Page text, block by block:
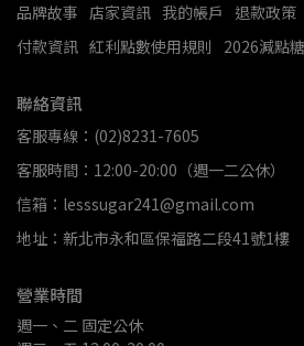
品牌故事 店家資訊 我的帳戶 退款政策
付款資訊 紅利點數使用規則 2026減點
聯絡資訊
客服專線：(02)8231-7605
客服時間：12:00-20:00（週一二公休）
信箱：lesssugar241@gmail.com
地址：新北市永和區保福路二段41號1樓
營業時間
週一、二 固定公休